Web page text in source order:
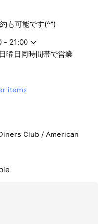
も可能です(^^)
- 21:00
曜日同時間帯で営業
items
Club / American